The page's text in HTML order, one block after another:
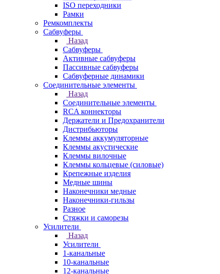
ISO переходники
Рамки
Ремкомплекты
Сабвуферы
Назад
Сабвуферы
Активные сабвуферы
Пассивные сабвуферы
Сабвуферные динамики
Соединительные элементы
Назад
Соединительные элементы
RCA коннекторы
Держатели и Предохранители
Дистрибьюторы
Клеммы аккумуляторные
Клеммы акустические
Клеммы вилочные
Клеммы кольцевые (силовые)
Крепежные изделия
Медные шины
Наконечники медные
Наконечники-гильзы
Разное
Стяжки и саморезы
Усилители
Назад
Усилители
1-канальные
10-канальные
12-канальные